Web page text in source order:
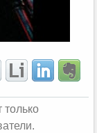
только